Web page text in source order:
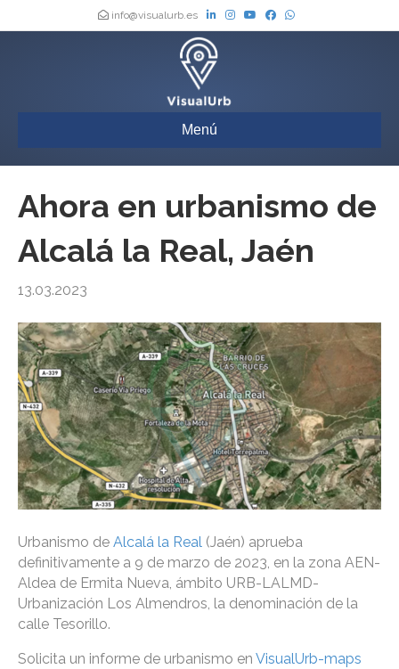
info@visualurb.es
Menú
Ahora en urbanismo de
Alcalá la Real, Jaén
13.03.2023
Urbanismo de Alcalá la Real (Jaén) aprueba
definitivamente a 9 de marzo de 2023, en la zona AEN-
Aldea de Ermita Nueva, ámbito URB-LALMD-
Urbanización Los Almendros, la denominación de la
calle Tesorillo.
Solicita un informe de urbanismo en VisualUrb-maps